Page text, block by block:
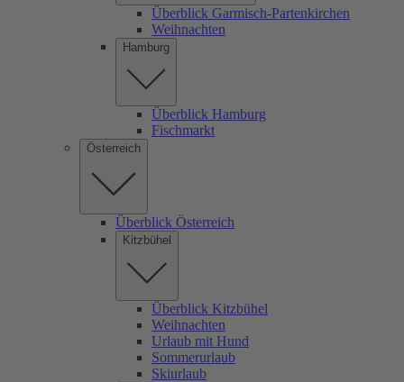
Überblick Garmisch-Partenkirchen
Weihnachten
Hamburg
Überblick Hamburg
Fischmarkt
Österreich
Überblick Österreich
Kitzbühel
Überblick Kitzbühel
Weihnachten
Urlaub mit Hund
Sommerurlaub
Skiurlaub